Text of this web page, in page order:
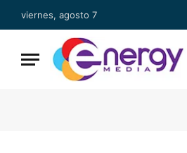
viernes, agosto 7